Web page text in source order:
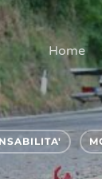
Home